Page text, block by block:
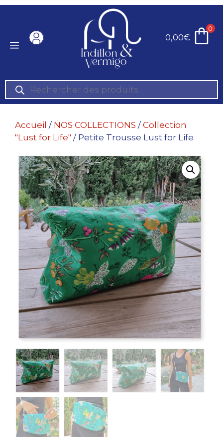
Aller
contenu
Menu
0,00€
0
Recherche
de
produits
Accueil / NOS COLLECTIONS /Collection
"Lust for Life" / Petite Trousse Lust for Life